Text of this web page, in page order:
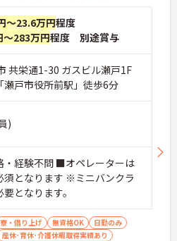
～23.6万円程度
～283万円程度 別途賞与
共栄通1-30 ガスビル瀬戸1F
瀬戸市役所前駅」徒歩6分
)
経験不問 ■オペレーターは
須となります ※ミニバンクラ
となります。
寮・借り上げ 無資格OK
日勤のみ
産休･育休･介護休暇取得実績あり